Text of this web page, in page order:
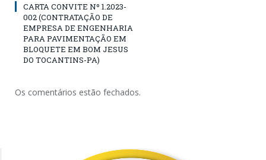
CARTA CONVITE Nº 1.2023-
002 (CONTRATAÇÃO DE
EMPRESA DE ENGENHARIA
PARA PAVIMENTAÇÃO EM
BLOQUETE EM BOM JESUS
DO TOCANTINS-PA)
Os comentários estão fechados.